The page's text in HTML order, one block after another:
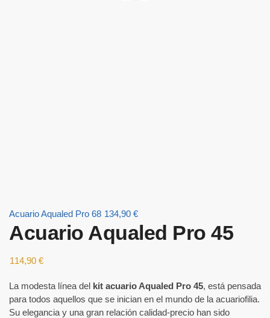
Acuario Aqualed Pro 68 134,90 €
Acuario Aqualed Pro 45
114,90 €
La modesta línea del kit acuario Aqualed Pro 45, está pensada
para todos aquellos que se inician en el mundo de la acuariofilia.
Su elegancia y una gran relación calidad-precio han sido